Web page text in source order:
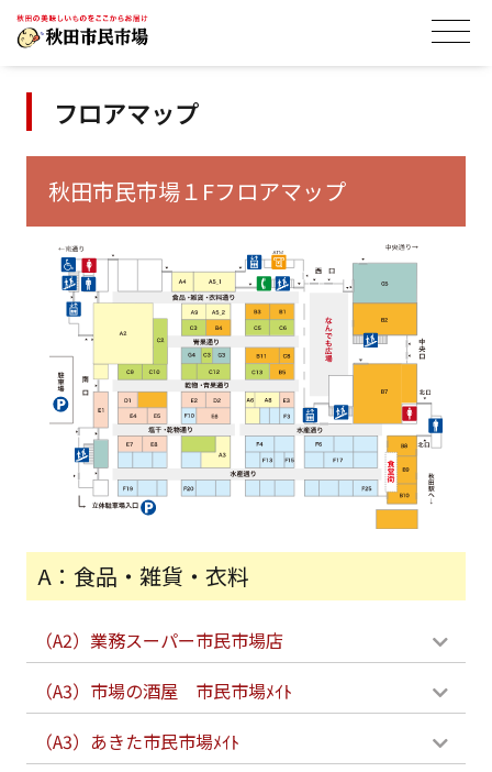
フロアマップ
秋田市民市場１Fフロアマップ
A：食品・雑貨・衣料
（A2）業務スーパー市民市場店
（A3）市場の酒屋 市民市場ﾒｲﾄ
（A3）あきた市民市場ﾒｲﾄ